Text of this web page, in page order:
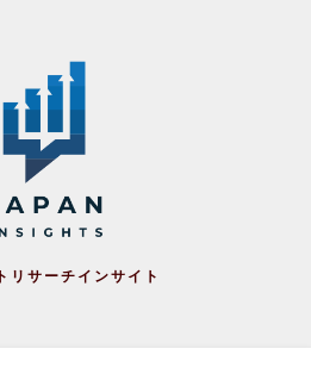
リサーチインサイト